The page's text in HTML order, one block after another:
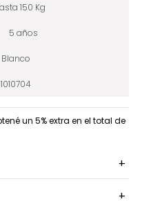
150 Kg
5 años
Blanco
un 5% extra en el total de